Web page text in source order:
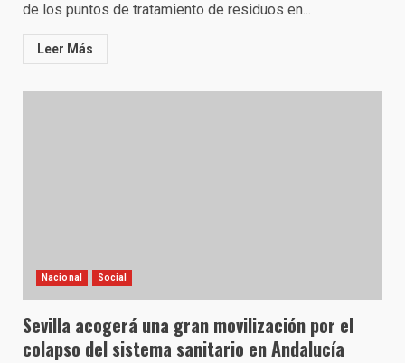
de los puntos de tratamiento de residuos en...
Leer Más
Nacional Social
Sevilla acogerá una gran movilización por el
colapso del sistema sanitario en Andalucía